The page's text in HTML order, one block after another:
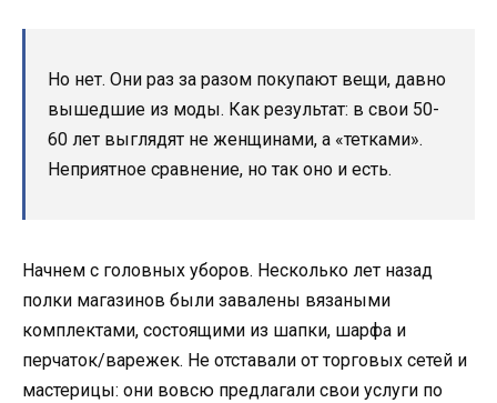
Но нет. Они раз за разом покупают вещи, давно
вышедшие из моды. Как результат: в свои 50-
60 лет выглядят не женщинами, а «тетками».
Неприятное сравнение, но так оно и есть.
Начнем с головных уборов. Несколько лет назад
полки магазинов были завалены вязаными
комплектами, состоящими из шапки, шарфа и
перчаток/варежек. Не отставали от торговых сетей и
мастерицы: они вовсю предлагали свои услуги по